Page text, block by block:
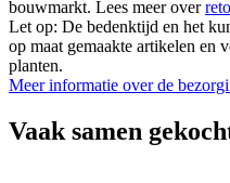
bouwmarkt. Lees meer over
Let op: De bedenktijd en het
op maat gemaakte artikelen en
planten.
Meer informatie over de
Vaak samen